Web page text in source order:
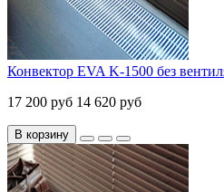
Конвектор EVA K-1500 без
17 200 руб 14 620 руб
В корзину